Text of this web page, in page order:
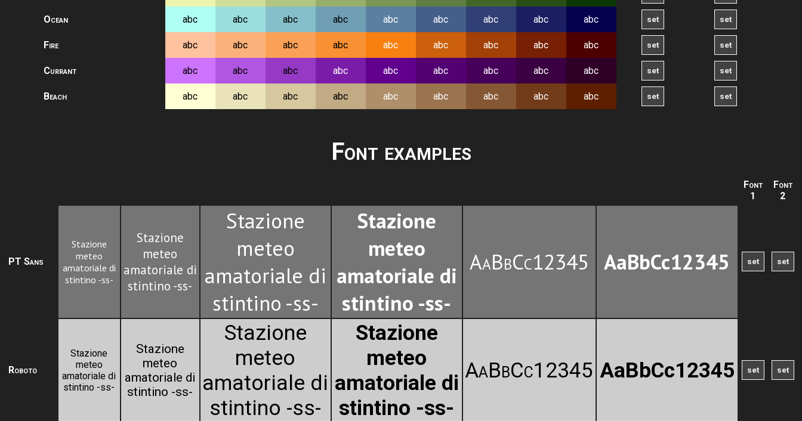
Ocean abc abc abc abc abc abc abc abc abc
Fire abc abc abc abc abc abc abc abc abc
Currant abc abc abc abc abc abc abc abc abc
Beach abc abc abc abc abc abc abc abc abc
Font examples
Font
1
Font
2
PT Sans
Stazione
meteo
amatoriale di
stintino -ss-
Stazione
meteo
amatoriale di
stintino -ss-
Stazione
meteo
amatoriale di
stintino -ss-
Stazione
meteo
amatoriale di
stintino -ss-
AaBbCc12345 AaBbCc12345
Roboto
Stazione
meteo
amatoriale di
stintino -ss-
Stazione
meteo
amatoriale di
stintino -ss-
Stazione
meteo
amatoriale di
stintino -ss-
Stazione
meteo
amatoriale di
stintino -ss-
AaBbCc12345 AaBbCc12345